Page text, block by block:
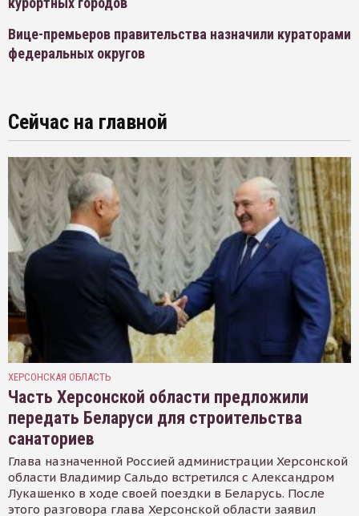
Вице-премьеров правительства назначили кураторами
федеральных округов
Сейчас на главной
ХЕРСОНСКАЯ ОБЛАСТЬ
Часть Херсонской области предложили
передать Беларуси для строительства
санаториев
Глава назначенной Россией администрации Херсонской
области Владимир Сальдо встретился с Александром
Лукашенко в ходе своей поездки в Беларусь. После
этого разговора глава Херсонской области заявил